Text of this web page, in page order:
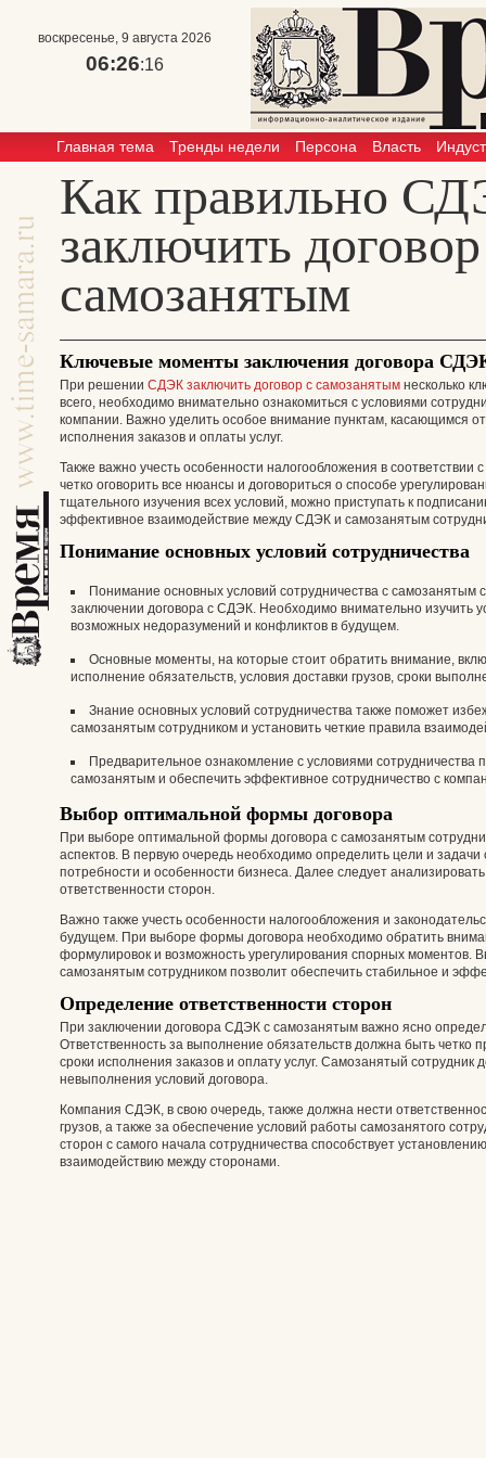
воскресенье, 9 августа 2026
06:26:16
Главная тема Тренды недели Персона Власть
Как правильно
заключить
самозанятым
Ключевые моменты заключения договора
При решении СДЭК заключить договор с самозанятым несколько
всего, необходимо внимательно ознакомиться с условиями
компании. Важно уделить особое внимание пунктам, касающимся
исполнения заказов и оплаты услуг.
Также важно учесть особенности налогообложения в
четко оговорить все нюансы и договориться о способе
тщательного изучения всех условий, можно приступать к
эффективное взаимодействие между СДЭК и самозанятым
Понимание основных условий сотрудничества
Понимание основных условий сотрудничества с
заключении договора с СДЭК. Необходимо внимательно изучить
возможных недоразумений и конфликтов в будущем.
Основные моменты, на которые стоит обратить внимание,
исполнение обязательств, условия доставки грузов, сроки
Знание основных условий сотрудничества также поможет
самозанятым сотрудником и установить четкие правила
Предварительное ознакомление с условиями сотрудничества
самозанятым и обеспечить эффективное сотрудничество с
Выбор оптимальной формы договора
При выборе оптимальной формы договора с самозанятым
аспектов. В первую очередь необходимо определить цели и задачи
потребности и особенности бизнеса. Далее следует
ответственности сторон.
Важно также учесть особенности налогообложения и
будущем. При выборе формы договора необходимо обратить
формулировок и возможность урегулирования спорных моментов.
самозанятым сотрудником позволит обеспечить стабильное и
Определение ответственности сторон
При заключении договора СДЭК с самозанятым важно ясно
Ответственность за выполнение обязательств должна быть четко
сроки исполнения заказов и оплату услуг. Самозанятый
невыполнения условий договора.
Компания СДЭК, в свою очередь, также должна нести
грузов, а также за обеспечение условий работы самозанятого
сторон с самого начала сотрудничества способствует
взаимодействию между сторонами.